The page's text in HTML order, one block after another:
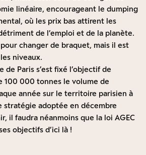
linéaire, encourageant le dumping
où les prix bas attirent les
de l’emploi et de la planète.
pour changer de braquet, mais il est
niveaux.
de Paris s’est fixé l’objectif de
100 000 tonnes le volume de
année sur le territoire parisien à
stratégie adoptée en décembre
il faudra néanmoins que la loi AGEC
objectifs d’ici là !